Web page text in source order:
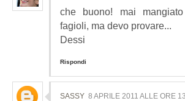
che buono! mai
fagioli, ma devo provare...
Dessi
Rispondi
SASSY 8 APRILE 2011 ALLE ORE